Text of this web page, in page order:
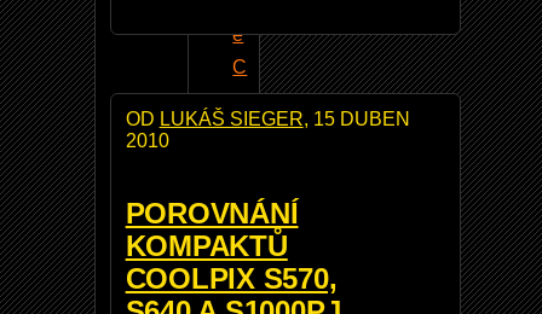
OD LUKÁŠ SIEGER, 15 DUBEN
2010
POROVNÁNÍ
KOMPAKTŮ
COOLPIX S570,
e
C
o
n
l
U
ti